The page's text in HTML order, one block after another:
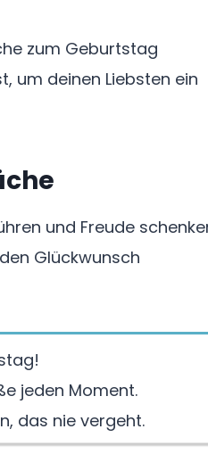
zum Geburtstag
um deinen Liebsten ein
und Freude
Glückwunsch
jeden Moment.
das nie vergeht.